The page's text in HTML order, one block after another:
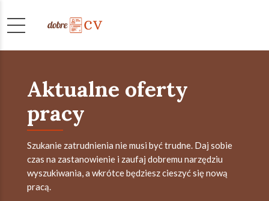
Aktualne oferty
pracy
Szukanie zatrudnienia nie musi być trudne. Daj sobie
czas na zastanowienie i zaufaj dobremu narzędziu
wyszukiwania, a wkrótce będziesz cieszyć się nową
pracą.